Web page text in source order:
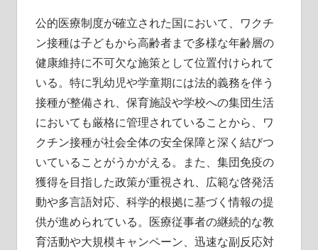
公的医療制度が確立された国において、ワクチ
ン接種は子どもから高齢者まで多様な年齢層の
健康維持に不可欠な施策として位置付けられて
いる。特に乳幼児や学童期には法的義務を伴う
接種が整備され、保育施設や学校への集団生活
においても厳格に管理されていることから、ワ
クチン接種が社会全体の安全保障と深く結びつ
いていることがうかがえる。また、集団免疫の
獲得を目指した政策が重視され、広範な啓発活
動や多言語対応、科学的根拠に基づく情報の提
供が進められている。医療従事者の継続的な教
育活動や大規模キャンペーン、迅速な副反応対